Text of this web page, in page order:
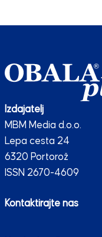
Izdajatelj
MBM Media d.o.o.
Lepa cesta 24
6320 Portorož
ISSN 2670-4609
Kontaktirajte nas